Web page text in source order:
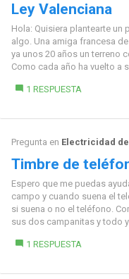
Ley Valenciana
Hola: Quisiera plantearte un
algo. Una amiga francesa
ya unos 20 años un terreno
Como cada año ha vuelto a
1 RESPUESTA
Pregunta en Electricidad
Timbre de
Espero que me puedas
campo y cuando suena el
si suena o no el teléfono.
sus dos campanitas y todo
1 RESPUESTA